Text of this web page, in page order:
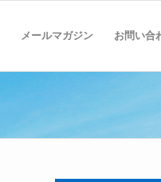
メールマガジン お問い合